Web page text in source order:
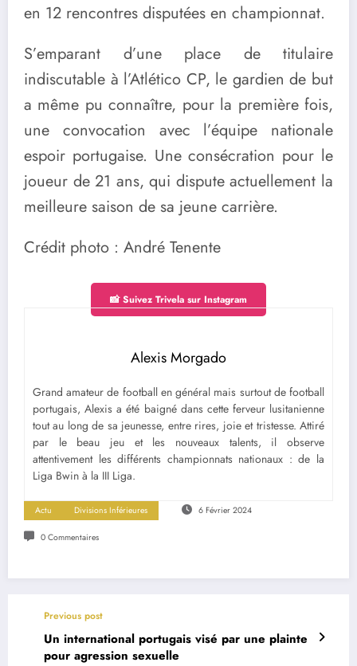
en 12 rencontres disputées en championnat.
S’emparant d’une place de titulaire
indiscutable à l’Atlético CP, le gardien de but
a même pu connaître, pour la première fois,
une convocation avec l’équipe nationale
espoir portugaise. Une consécration pour le
joueur de 21 ans, qui dispute actuellement la
meilleure saison de sa jeune carrière.
Crédit photo : André Tenente
📸 Suivez Trivela sur Instagram
Alexis Morgado
Grand amateur de football en général mais surtout de football
portugais, Alexis a été baigné dans cette ferveur lusitanienne
tout au long de sa jeunesse, entre rires, joie et tristesse. Attiré
par le beau jeu et les nouveaux talents, il observe
attentivement les différents championnats nationaux : de la
Liga Bwin à la III Liga.
Actu Divisions Inférieures 6 Février 2024
0 Commentaires
Previous post
Un international portugais visé par une plainte
pour agression sexuelle